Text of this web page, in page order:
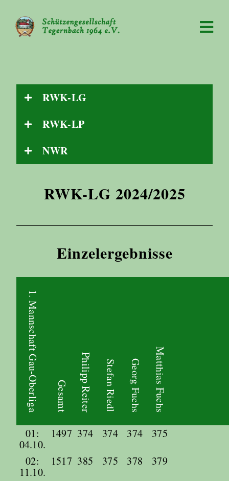
RWK-LG
RWK-LP
NWR
RWK-LG 2024/2025
Einzelergebnisse
1. Mannschaft Gau-Oberliga Gesamt Philipp Reiter Stefan Riedl Georg Fuchs Matthias Fuchs
01:
04.10.
1497 374 374 374
375
02:
11.10.
1517 385 375 378
379